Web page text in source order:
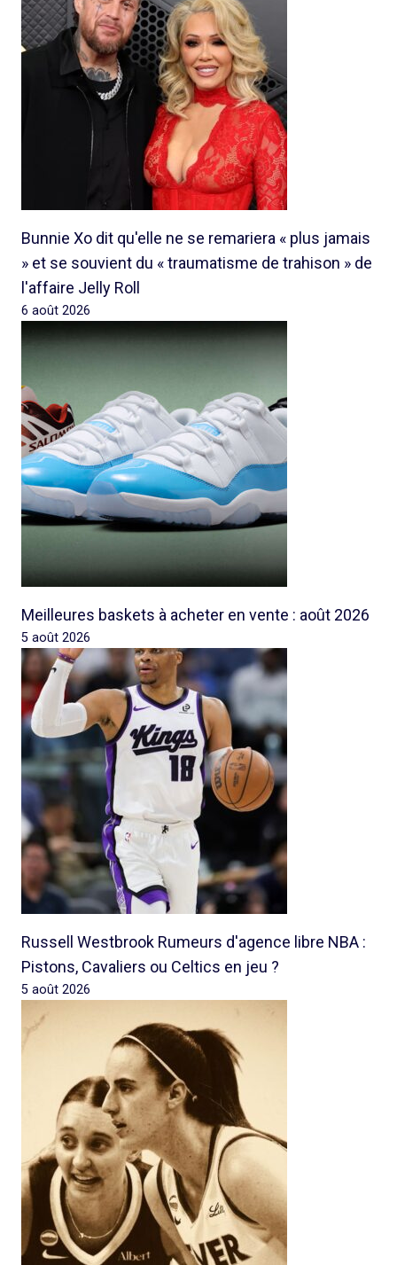
Bunnie Xo dit qu'elle ne se remariera « plus jamais
» et se souvient du « traumatisme de trahison » de
l'affaire Jelly Roll
6 août 2026
Meilleures baskets à acheter en vente : août 2026
5 août 2026
Russell Westbrook Rumeurs d'agence libre NBA :
Pistons, Cavaliers ou Celtics en jeu ?
5 août 2026